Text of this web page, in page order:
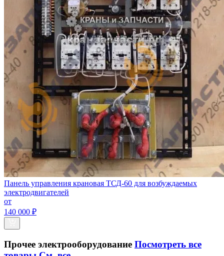
Панель управления крановая ТСД-60 для возбуждаемых
электродвигателей
от
140 000 ₽
Прочее электрооборудование Посмотреть все